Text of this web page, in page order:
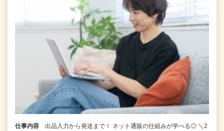
仕事内容
出品入力から発送まで！ ネット通販の仕組みが学べる◎ ＼2